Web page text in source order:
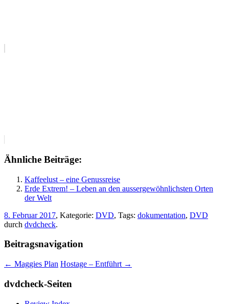
Ähnliche Beiträge:
Kaffeelust – eine Genussreise
Erde Extrem! – Leben an den aussergewöhnlichsten Orten
der Welt
8. Februar 2017, Kategorie: DVD, Tags: dokumentation, DVD
durch dvdcheck.
Beitragsnavigation
← Maggies Plan Hostage – Entführt →
dvdcheck-Seiten